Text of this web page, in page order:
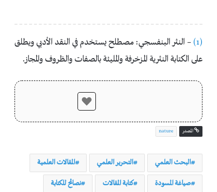
(1)
– النثر البنفسجي: مصطلح يستخدم في النقد الأدبي ويطلق
على الكتابة النثرية المزخرفة والمليئة بالصفات والظروف والمجاز.
المصدر nature
البحث العلمي التحرير العلمي المقالات العلمية
صياغة المسودة كتابة المقالات نصائح للكتابة